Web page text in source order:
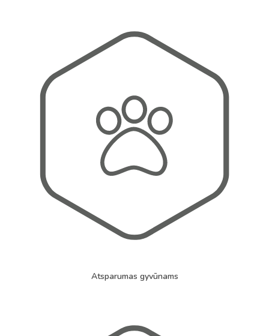
Atsparumas gyvūnams